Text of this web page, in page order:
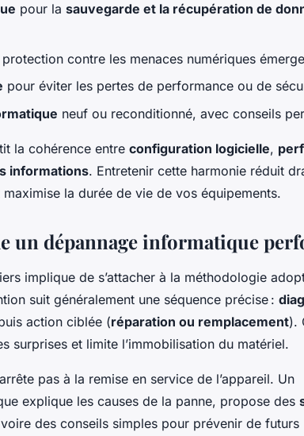
pour la sauvegarde et la récupération de
contre les menaces numériques
pour éviter les pertes de performance ou de
neuf ou reconditionné, avec conseils
la cohérence entre configuration logicielle,
informations. Entretenir cette harmonie réduit
la durée de vie de vos équipements.
un dépannage informatique
implique de s’attacher à la méthodologie
suit généralement une séquence précise :
action ciblée (réparation ou remplacement).
surprises et limite l’immobilisation du matériel.
pas à la remise en service de l’appareil. Un
explique les causes de la panne, propose des
des conseils simples pour prévenir de futurs